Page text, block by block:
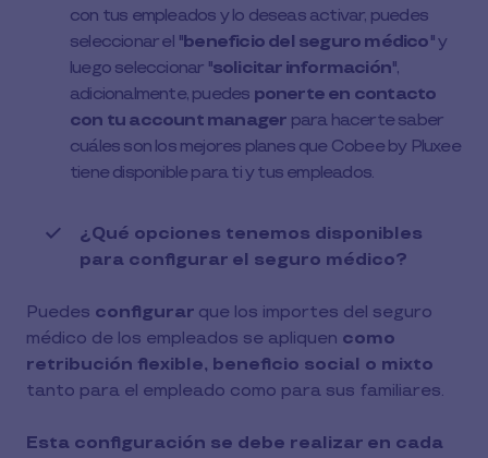
con tus empleados y lo deseas activar, puedes
seleccionar el "beneficio del seguro médico" y
luego seleccionar "solicitar información",
adicionalmente, puedes ponerte en contacto
con tu account manager para hacerte saber
cuáles son los mejores planes que Cobee by Pluxee
tiene disponible para ti y tus empleados.
¿Qué opciones tenemos disponibles
para configurar el seguro médico?
Puedes configurar que los importes del seguro
médico de los empleados se apliquen como
retribución flexible, beneficio social o mixto
tanto para el empleado como para sus familiares.
Esta configuración se debe realizar en cada